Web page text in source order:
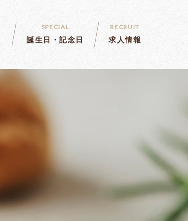
SPECIAL
誕生日・記念日
RECRUIT
求人情報